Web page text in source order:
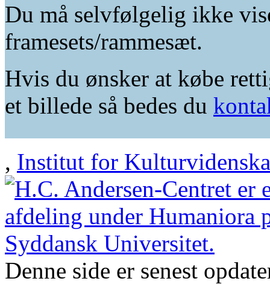
Du må selvfølgelig ikke
framesets/rammesæt.
Hvis du ønsker at købe
et billede så bedes du
, Institut for
Denne side er senest